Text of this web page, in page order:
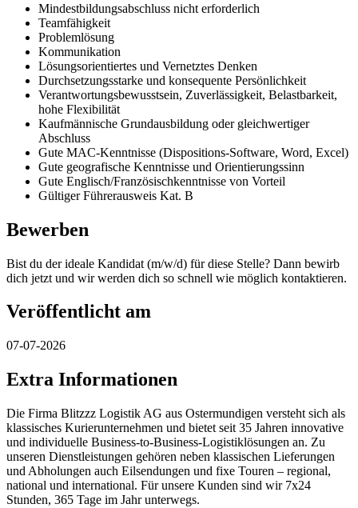
Mindestbildungsabschluss nicht erforderlich
Teamfähigkeit
Problemlösung
Kommunikation
Lösungsorientiertes und Vernetztes Denken
Durchsetzungsstarke und konsequente Persönlichkeit
Verantwortungsbewusstsein, Zuverlässigkeit, Belastbarkeit,
hohe Flexibilität
Kaufmännische Grundausbildung oder gleichwertiger
Abschluss
Gute MAC-Kenntnisse (Dispositions-Software, Word, Excel)
Gute geografische Kenntnisse und Orientierungssinn
Gute Englisch/Französischkenntnisse von Vorteil
Gültiger Führerausweis Kat. B
Bewerben
Bist du der ideale Kandidat (m/w/d) für diese Stelle? Dann bewirb
dich jetzt und wir werden dich so schnell wie möglich kontaktieren.
Veröffentlicht am
07-07-2026
Extra Informationen
Die Firma Blitzzz Logistik AG aus Ostermundigen versteht sich als
klassisches Kurierunternehmen und bietet seit 35 Jahren innovative
und individuelle Business-to-Business-Logistiklösungen an. Zu
unseren Dienstleistungen gehören neben klassischen Lieferungen
und Abholungen auch Eilsendungen und fixe Touren – regional,
national und international. Für unsere Kunden sind wir 7x24
Stunden, 365 Tage im Jahr unterwegs.